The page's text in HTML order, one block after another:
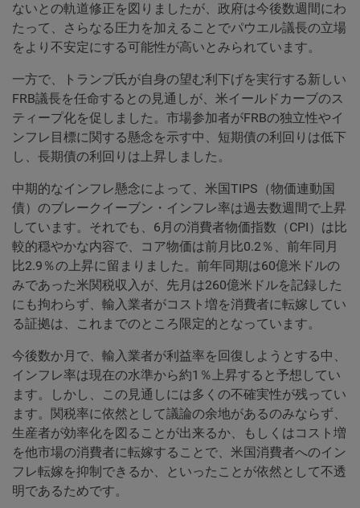
ないとの軌道修正を図りましたが、政府は今後数週間にわ
たって、さらなる圧力を加えることでパウエル議長の立場
をより不安定にする可能性が高いとみられています。
一方で、トランプ氏が自身の望む利下げを実行する新しい
FRB議長を任命するとの見通しが、米イールドカーブのス
ティープ化を促しました。市場参加者がFRBの独立性やイ
ンフレ目標に関する懸念を示す中、短期債の利回りは低下
し、長期債の利回りは上昇しました。
中期的なインフレ懸念によって、米国TIPS（物価連動国
債）のブレークイーブン・インフレ率は過去数週間で上昇
しています。それでも、6月の消費者物価指数（CPI）は比
較的穏やかな内容で、コア物価は前月比0.2％、前年同月
比2.9％の上昇に留まりました。前年同期は60億米ドルの
みであった米関税収入が、先月は260億米ドルを記録した
にも拘わらず、輸入業者がコスト増を消費者に転嫁してい
る証拠は、これまでのところ限定的となっています。
今後数か月で、輸入業者が利益率を回復しようとする中、
インフレ率は現在の水準から約1％上昇すると予想してい
ます。しかし、この見通しには多くの不確実性が残ってい
ます。関税率に依然として議論の余地があるのみならず、
生産者が効率化を図ることが出来るか、もしくはコスト増
を他市場の消費者に転嫁することで、米国消費者へのイン
フレ転嫁を抑制できるか、といったことが依然として不透
明であるためです。